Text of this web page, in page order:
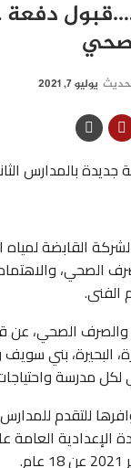
دفعة
يوليو 7, 2021
بالمدارس
القابضة
الصحي، والاهتمام
الفنى.
الصحي، عن
بني سويف
الشركات، فى
للتقدم للمدارس،